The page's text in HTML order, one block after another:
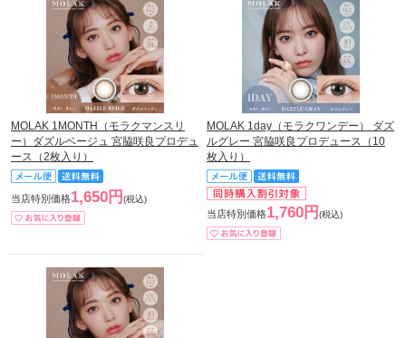
MOLAK 1MONTH（モラクマンスリ
ー）ダズルベージュ 宮脇咲良プロデュ
ース（2枚入り）
当店特別価格1,650円 (税込)
MOLAK 1day（モラクワンデー） ダズ
ルグレー 宮脇咲良プロデュース（10
枚入り）
当店特別価格1,760円 (税込)